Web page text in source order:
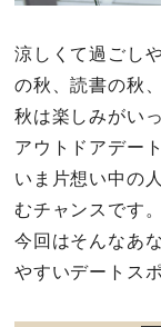
ファッション・美
グルメ
趣味・旅行
涼しくて過ごし
の秋、読書の秋
秋は楽しみがい
アウトドアデー
いま片想い中の
むチャンスです
今回はそんなあ
やすいデートス